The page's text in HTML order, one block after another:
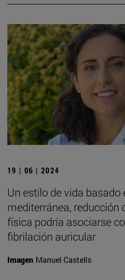
19 | 06 | 2024
Un estilo de vida basado
mediterránea, reducción
física podría asociarse
fibrilación auricular
Imagen Manuel Castells